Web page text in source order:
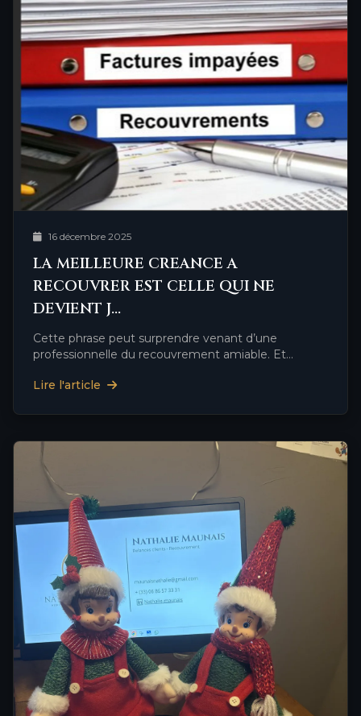
16 décembre 2025
LA MEILLEURE CREANCE A
RECOUVRER EST CELLE QUI NE
DEVIENT J…
Cette phrase peut surprendre venant d’une
professionnelle du recouvrement amiable. Et
Lire l'article